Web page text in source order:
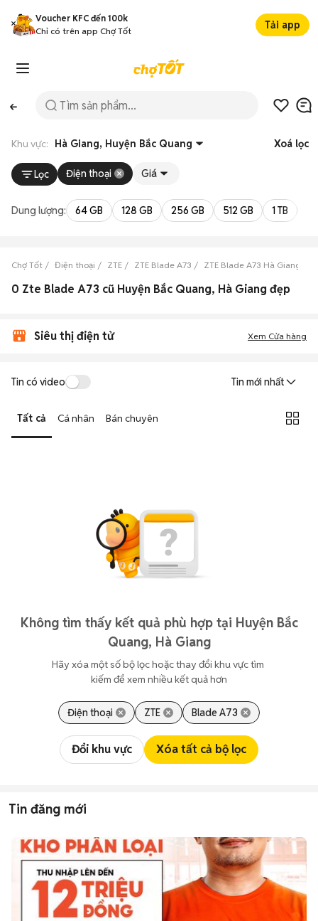
Voucher KFC đến 100k
Chỉ có trên app Chợ Tốt
Tải app
Khu vực: Hà Giang, Huyện Bắc Quang Xoá lọc
Lọc Điện thoại Giá
Dung lượng: 64 GB 128 GB 256 GB 512 GB 1 TB
Chợ Tốt Điện thoại ZTE ZTE Blade A73 ZTE Blade A73 Hà Giang
0 Zte Blade A73 cũ Huyện Bắc Quang, Hà Giang đẹp
Siêu thị điện tử Xem Cửa hàng
Tin có video Tin mới nhất
Tất cả Cá nhân Bán chuyên
Không tìm thấy kết quả phù hợp tại Huyện Bắc
Quang, Hà Giang
Hãy xóa một số bộ lọc hoặc thay đổi khu vực tìm
kiếm để xem nhiều kết quả hơn
Điện thoại ZTE Blade A73
Đổi khu vực Xóa tất cả bộ lọc
Tin đăng mới